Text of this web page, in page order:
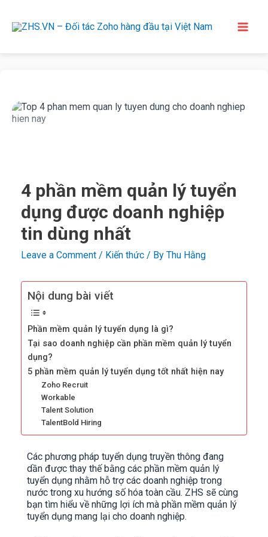
4 phần mềm quản lý tuyển
dụng được doanh nghiệp
tin dùng nhất
Leave a Comment / Kiến thức / By Thu Hằng
Nội dung bài viết
Phần mềm quản lý tuyển dụng là gì?
Tại sao doanh nghiệp cần phần mềm quản lý tuyển
dụng?
5 phần mềm quản lý tuyển dụng tốt nhất hiện nay
Zoho Recruit
Workable
Talent Solution
TalentBold Hiring
Các phương pháp tuyển dụng truyền thông đang
dần được thay thế bằng các phần mềm quản lý
tuyển dụng nhằm hỗ trợ các doanh nghiệp trong
nước trong xu hướng số hóa toàn cầu. ZHS sẽ cùng
bạn tìm hiểu về những lợi ích mà phần mềm quản lý
tuyển dụng mang lại cho doanh nghiệp.